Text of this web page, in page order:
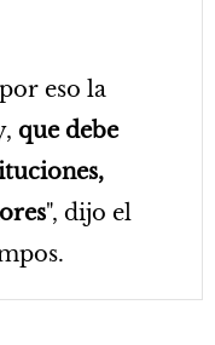
eso la
que debe
", dijo el